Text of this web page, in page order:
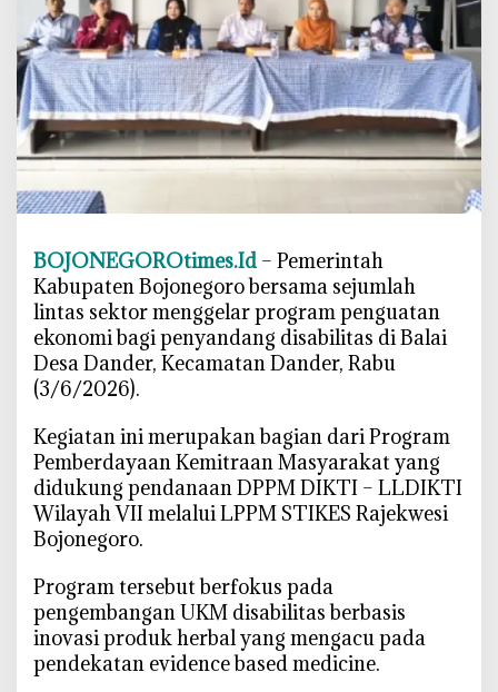
e
g
o
r
o
K
a
a
P
e
m
b
e
a
y
a
a
K
M
D
BOJONEGOROtimes.Id – Pemerintah
Kabupaten Bojonegoro bersama sejumlah
lintas sektor menggelar program penguatan
ekonomi bagi penyandang disabilitas di Balai
Desa Dander, Kecamatan Dander, Rabu
(3/6/2026).
‎Kegiatan ini merupakan bagian dari Program
Pemberdayaan Kemitraan Masyarakat yang
didukung pendanaan DPPM DIKTI – LLDIKTI
Wilayah VII melalui LPPM STIKES Rajekwesi
Bojonegoro.
‎Program tersebut berfokus pada
pengembangan UKM disabilitas berbasis
inovasi produk herbal yang mengacu pada
pendekatan evidence based medicine.